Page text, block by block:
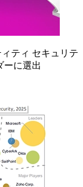
ィティ セキュリテ
ーに選出